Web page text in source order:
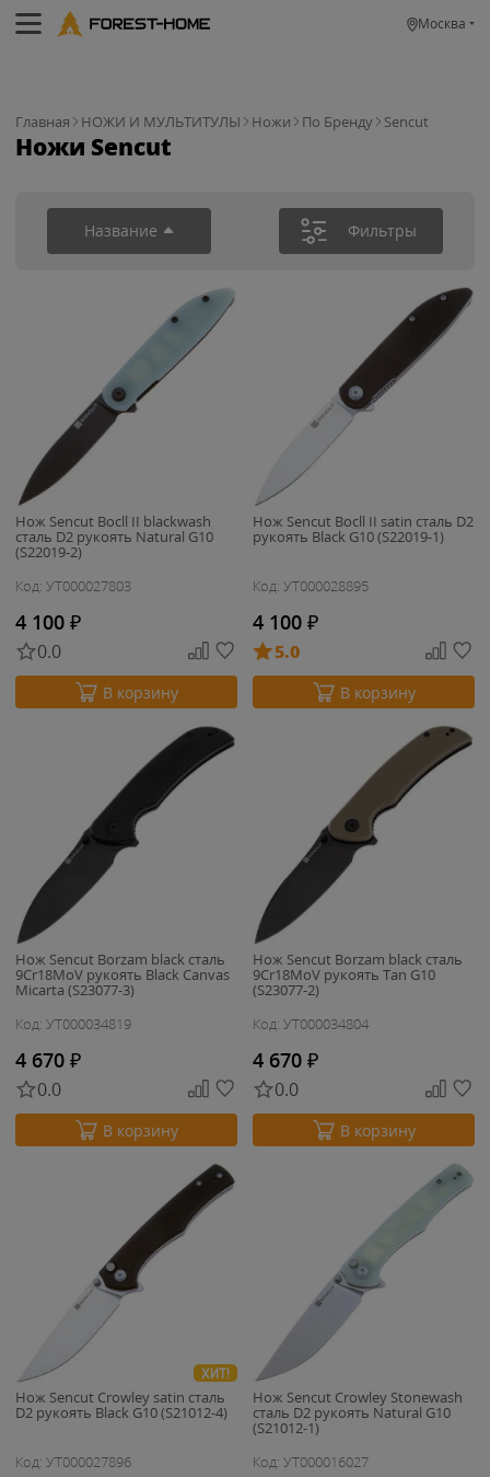
Москва
Главная НОЖИ И МУЛЬТИТУЛЫ Ножи По Бренду Sencut
Ножи Sencut
Название Фильтры
Нож Sencut Bocll II blackwash
сталь D2 рукоять Natural G10
(S22019-2)
Код: УТ000027803
4 100 ₽
0.0
В корзину
Нож Sencut Bocll II satin сталь D2
рукоять Black G10 (S22019-1)
Код: УТ000028895
4 100 ₽
5.0
В корзину
Нож Sencut Borzam black сталь
9Cr18MoV рукоять Black Canvas
Micarta (S23077-3)
Код: УТ000034819
4 670 ₽
0.0
В корзину
Нож Sencut Borzam black сталь
9Cr18MoV рукоять Tan G10
(S23077-2)
Код: УТ000034804
4 670 ₽
0.0
В корзину
ХИТ!
Нож Sencut Crowley satin сталь
D2 рукоять Black G10 (S21012-4)
Код: УТ000027896
Нож Sencut Crowley Stonewash
сталь D2 рукоять Natural G10
(S21012-1)
Код: УТ000016027